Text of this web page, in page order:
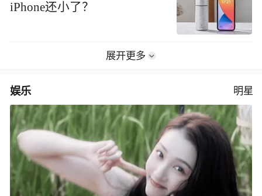
iPhone还小了？
展开更多
娱乐 明星